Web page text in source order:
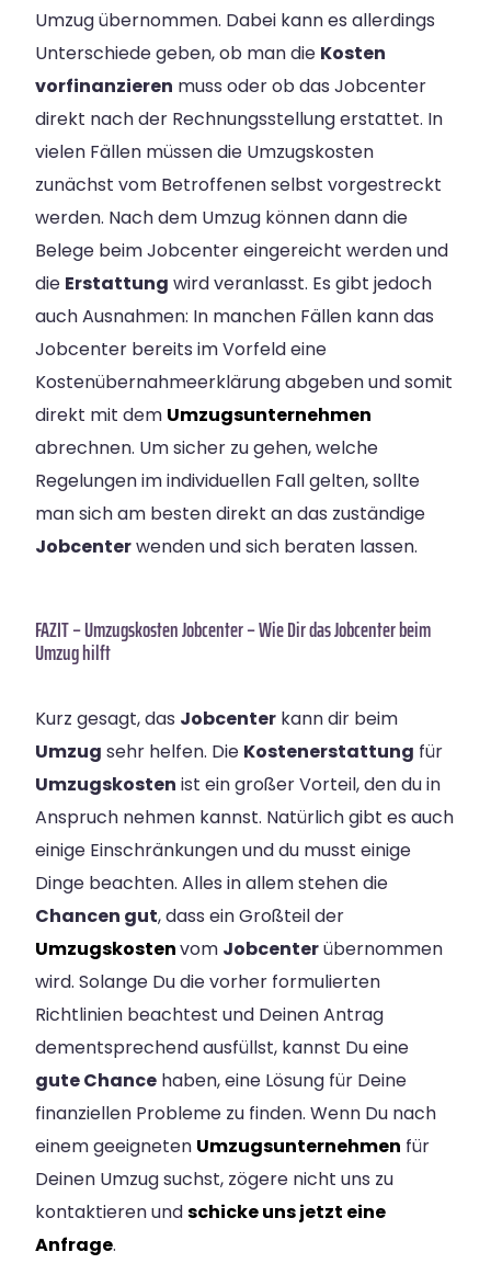
Umzug übernommen. Dabei kann es allerdings
Unterschiede geben, ob man die Kosten
vorfinanzieren muss oder ob das Jobcenter
direkt nach der Rechnungsstellung erstattet. In
vielen Fällen müssen die Umzugskosten
zunächst vom Betroffenen selbst vorgestreckt
werden. Nach dem Umzug können dann die
Belege beim Jobcenter eingereicht werden und
die Erstattung wird veranlasst. Es gibt jedoch
auch Ausnahmen: In manchen Fällen kann das
Jobcenter bereits im Vorfeld eine
Kostenübernahmeerklärung abgeben und somit
direkt mit dem Umzugsunternehmen
abrechnen. Um sicher zu gehen, welche
Regelungen im individuellen Fall gelten, sollte
man sich am besten direkt an das zuständige
Jobcenterwenden und sich beraten lassen.
FAZIT – Umzugskosten Jobcenter – Wie Dir das Jobcenter beim
Umzug hilft
Kurz gesagt, das Jobcenter kann dir beim
Umzug sehr helfen. Die Kostenerstattung für
Umzugskosten ist ein großer Vorteil, den du in
Anspruch nehmen kannst. Natürlich gibt es auch
einige Einschränkungen und du musst einige
Dinge beachten. Alles in allem stehen die
Chancen gut, dass ein Großteil der
Umzugskostenvom Jobcenterübernommen
wird. Solange Du die vorher formulierten
Richtlinien beachtest und Deinen Antrag
dementsprechend ausfüllst, kannst Du eine
gute Chance haben, eine Lösung für Deine
finanziellen Probleme zu finden. Wenn Du nach
einem geeigneten Umzugsunternehmen für
Deinen Umzug suchst, zögere nicht uns zu
kontaktieren undschicke uns jetzt eine
Anfrage.